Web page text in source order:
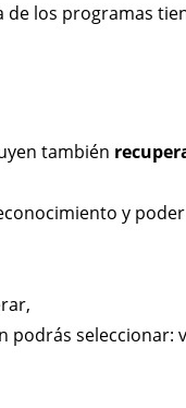
de los programas
también
y poder
podrás seleccionar: